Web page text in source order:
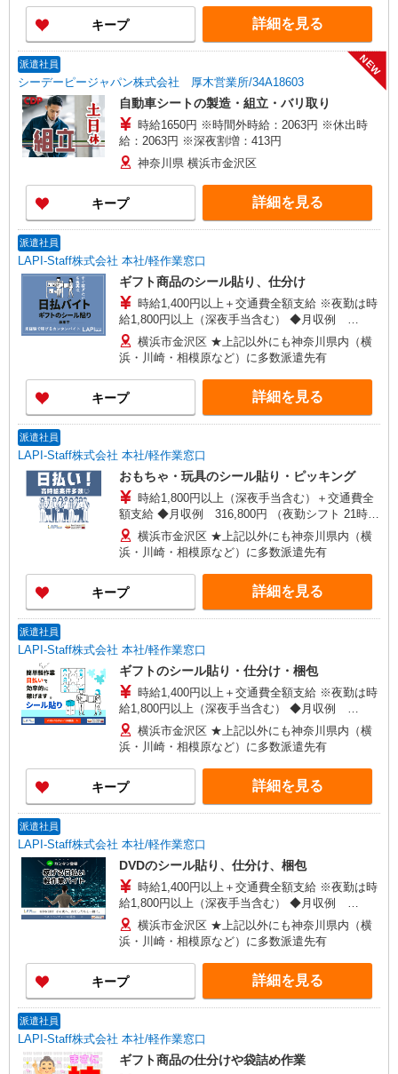
場合） 時給1,800円×8h×22日勤務
キープ 詳細を見る
派遣社員
シーデーピージャパン株式会社 厚木営業所/34A18603
NEW
自動車シートの製造・組立・バリ取り
時給1650円 ※時間外時給：2063円 ※休出時
給：2063円 ※深夜割増：413円
神奈川県 横浜市金沢区
キープ 詳細を見る
派遣社員
LAPI-Staff株式会社 本社/軽作業窓口
ギフト商品のシール貼り、仕分け
時給1,400円以上＋交通費全額支給 ※夜勤は時
給1,800円以上（深夜手当含む） ◆月収例
246,400円 （日勤シフト10時〜19時 週5日勤務の
場合） 時給1,400円×8h×22日勤務
横浜市金沢区 ★上記以外にも神奈川県内（横
浜・川崎・相模原など）に多数派遣先有
キープ 詳細を見る
派遣社員
LAPI-Staff株式会社 本社/軽作業窓口
おもちゃ・玩具のシール貼り・ピッキング
時給1,800円以上（深夜手当含む）＋交通費全
額支給 ◆月収例 316,800円 （夜勤シフト 21時〜
翌6時 週5日勤務の場合） 時給1,800円×8h×22日勤
務
横浜市金沢区 ★上記以外にも神奈川県内（横
浜・川崎・相模原など）に多数派遣先有
キープ 詳細を見る
派遣社員
LAPI-Staff株式会社 本社/軽作業窓口
ギフトのシール貼り・仕分け・梱包
時給1,400円以上＋交通費全額支給 ※夜勤は時
給1,800円以上（深夜手当含む） ◆月収例
246,400円 （日勤シフト10時〜19時 週5日勤務の
場合） 時給1,400円×8h×22日勤務
横浜市金沢区 ★上記以外にも神奈川県内（横
浜・川崎・相模原など）に多数派遣先有
キープ 詳細を見る
派遣社員
LAPI-Staff株式会社 本社/軽作業窓口
DVDのシール貼り、仕分け、梱包
時給1,400円以上＋交通費全額支給 ※夜勤は時
給1,800円以上（深夜手当含む） ◆月収例
246,400円 （日勤シフト10時〜19時 週5日勤務の
場合） 時給1,400円×8h×22日勤務
横浜市金沢区 ★上記以外にも神奈川県内（横
浜・川崎・相模原など）に多数派遣先有
キープ 詳細を見る
派遣社員
LAPI-Staff株式会社 本社/軽作業窓口
ギフト商品の仕分けや袋詰め作業